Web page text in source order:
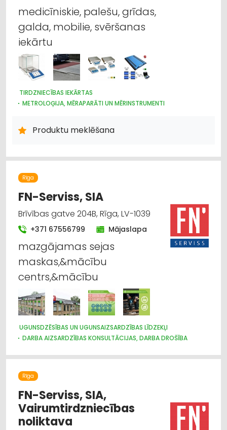
medicīniskie, palešu, grīdas,
galda, mobilie, svēršanas
iekārtu
TIRDZNIECĪBAS IEKĀRTAS
METROLOĢIJA, MĒRAPARĀTI UN MĒRINSTRUMENTI
IEKRAUŠANAS UN IZKRAUŠANAS TEHNIKA
INTERNETVEIKALI, E-KOMERCIJA
LAUKSAIMNIECĪBAS PAKALPOJUMI
TIRDZNIECĪBA
LAUKSAIMNIECĪBAS TEHNIKAS UN TRAKTORTEHNIKAS REZERVES
DAĻAS
LAUKSAIMNIECĪBAS TEHNIKAS UN TRAKTORTEHNIKAS
LABOŠANA, REMONTS
SADZĪVES TEHNIKAS VAIRUMTIRDZNIECĪBA
MEDICĪNAS TEHNIKA, INSTRUMENTI, PRECES UN PIEDERUMI
Produktu meklēšana
Rīga
FN-Serviss, SIA
Brīvības gatve 204B, Rīga, LV-1039
+371 67556799 Mājaslapa
mazgājamas sejas
maskas,&mācību
centrs,&mācību
UGUNSDZĒSĪBAS UN UGUNSAIZSARDZĪBAS LĪDZEKĻI
DARBA AIZSARDZĪBAS KONSULTĀCIJAS, DARBA DROŠĪBA
Rīga
FN-Serviss, SIA,
Vairumtirdzniecības
noliktava